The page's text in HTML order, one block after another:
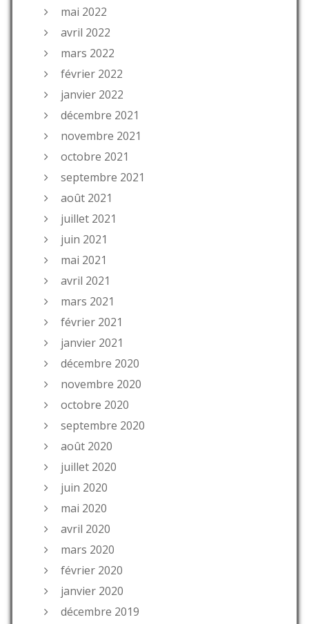
mai 2022
avril 2022
mars 2022
février 2022
janvier 2022
décembre 2021
novembre 2021
octobre 2021
septembre 2021
août 2021
juillet 2021
juin 2021
mai 2021
avril 2021
mars 2021
février 2021
janvier 2021
décembre 2020
novembre 2020
octobre 2020
septembre 2020
août 2020
juillet 2020
juin 2020
mai 2020
avril 2020
mars 2020
février 2020
janvier 2020
décembre 2019